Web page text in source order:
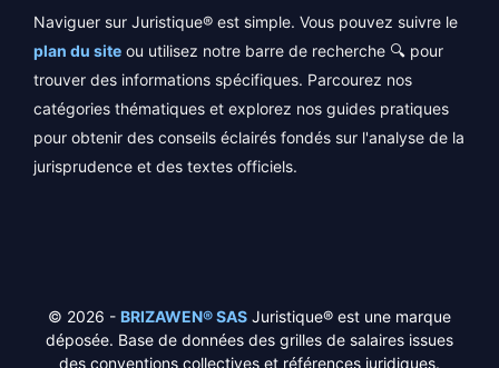
Naviguer sur Juristique® est simple. Vous pouvez suivre le
plan du site ou utilisez notre barre de recherche 🔍 pour
trouver des informations spécifiques. Parcourez nos
catégories thématiques et explorez nos guides pratiques
pour obtenir des conseils éclairés fondés sur l'analyse de la
jurisprudence et des textes officiels.
© 2026 - BRIZAWEN® SAS Juristique® est une marque
déposée. Base de données des grilles de salaires issues
des conventions collectives et références juridiques.